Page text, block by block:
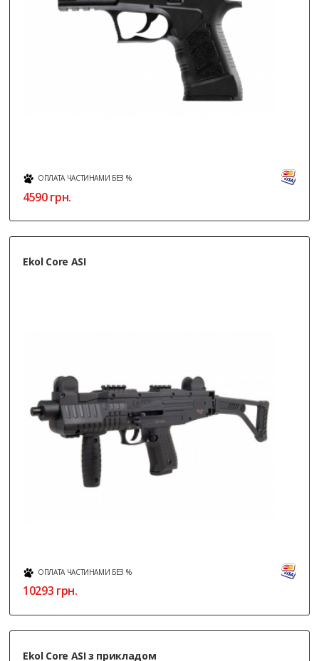
ОПЛАТА ЧАСТИНАМИ БЕЗ %
4590грн.
Ekol Core ASI
ОПЛАТА ЧАСТИНАМИ БЕЗ %
10293 грн.
Ekol Core ASI з прикладом